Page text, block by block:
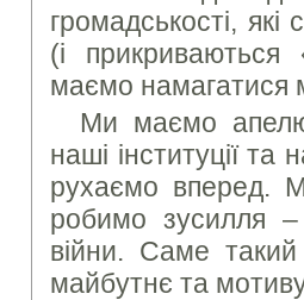
громадськості,
(і
маємо намагатися
Ми маємо
наші інституції
рухаємо вперед.
робимо зусилля
війни. Саме
майбутнє та